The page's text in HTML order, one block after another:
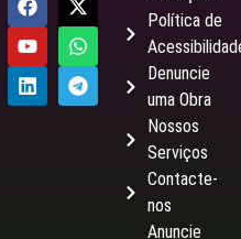
Política de
Denuncie
uma Obra
Nossos
Serviços
Contacte-
nos
Anuncie